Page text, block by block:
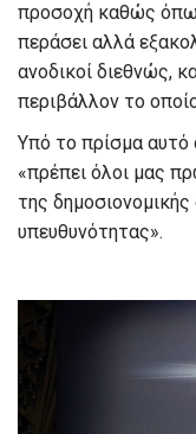
προσοχή καθώς
περάσει αλλά
ανοδικοί διεθνώς,
περιβάλλον το
Υπό το πρίσμα αυτό
«πρέπει όλοι μας
της
υπευθυνότητας».